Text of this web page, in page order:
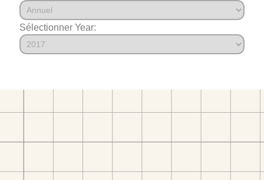
Sélectionner Year: